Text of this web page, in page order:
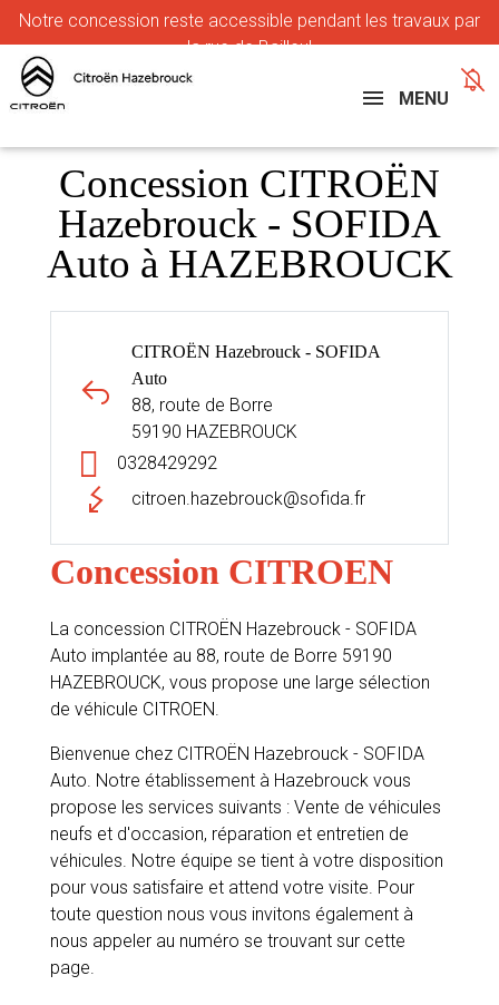
Notre concession reste accessible pendant les travaux par
la rue de Bailleul
MENU
Concession CITROËN
Hazebrouck - SOFIDA
Auto à HAZEBROUCK
CITROËN Hazebrouck - SOFIDA
Auto
88, route de Borre
59190 HAZEBROUCK
0328429292
citroen.hazebrouck@sofida.fr
Concession CITROEN
La concession CITROËN Hazebrouck - SOFIDA
Auto implantée au 88, route de Borre 59190
HAZEBROUCK, vous propose une large sélection
de véhicule CITROEN.
Bienvenue chez CITROËN Hazebrouck - SOFIDA
Auto. Notre établissement à Hazebrouck vous
propose les services suivants : Vente de véhicules
neufs et d'occasion, réparation et entretien de
véhicules. Notre équipe se tient à votre disposition
pour vous satisfaire et attend votre visite. Pour
toute question nous vous invitons également à
nous appeler au numéro se trouvant sur cette
page.